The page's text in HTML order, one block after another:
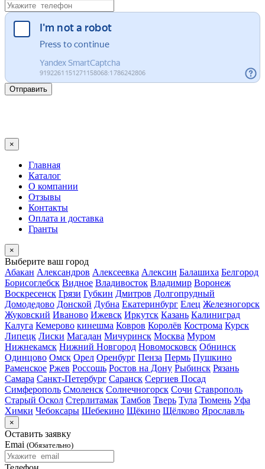
Отправить
×
Главная
Каталог
О компании
Отзывы
Контакты
Оплата и доставка
Гранты
×
Выберите ваш город
Абакан Александров Алексеевка Алексин Балашиха Белгород
Борисоглебск Видное Владивосток Владимир Воронеж
Воскресенск Грязи Губкин Дмитров Долгопрудный
Домодедово Донской Дубна Екатеринбург Елец Железногорск
Жуковский Иваново Ижевск Иркутск Казань Калиниград
Калуга Кемерово кинешма Ковров Королёв Кострома Курск
Липецк Лиски Магадан Мичуринск Москва Муром
Нижнекамск Нижний Новгород Новомосковск Обнинск
Одинцово Омск Орел Оренбург Пенза Пермь Пушкино
Раменское Ржев Россошь Ростов на Дону Рыбинск Рязань
Самара Санкт-Петербург Саранск Сергиев Посад
Симферополь Смоленск Солнечногорск Сочи Ставрополь
Старый Оскол Стерлитамак Тамбов Тверь Тула Тюмень Уфа
Химки Чебоксары Шебекино Щёкино Щёлково Ярославль
×
Оставить заявку
Emai (Обязательно)